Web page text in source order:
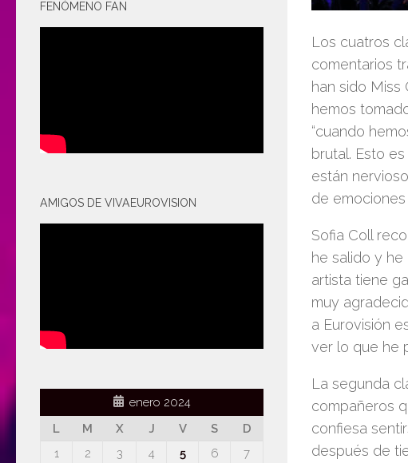
Los cuatros
comentarios
han sido Miss
hemos
“cuando
brutal. Esto
están
de
Sofia Coll
he salido y
artista tiene
muy
a Eurovisión
ver lo que he
La segunda
compañeros
confiesa
después de
FENÓMENO FAN
AMIGOS DE VIVAEUROVISION
enero 2024
L
M X J V S
D
1
2 3 4 5 6
7